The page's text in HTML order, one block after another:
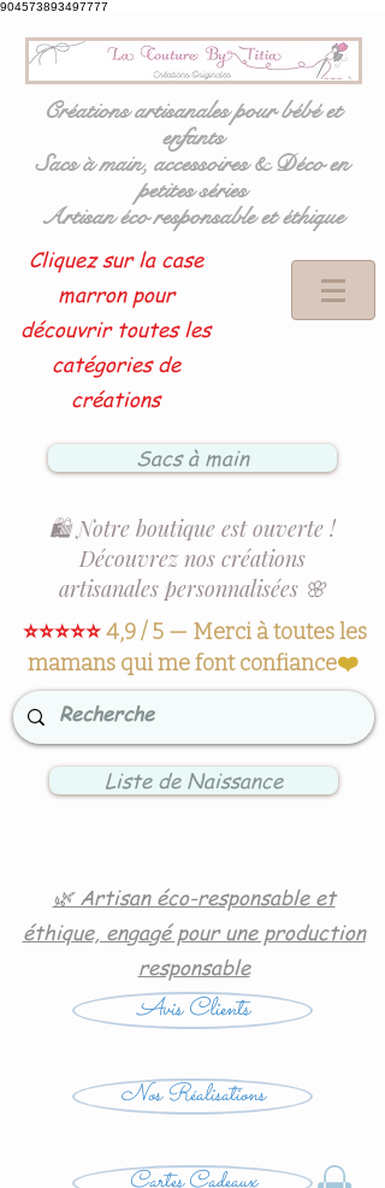
904573893497777
Créations artisanales pour bébé et
enfants
Sacs à main, accessoires & Déco en
petites séries
Artisan éco responsable et éthique
Cliquez sur la case
marron pour
découvrir toutes les
catégories de
créations
Sacs à main
🛍️ Notre boutique est ouverte !
Découvrez nos créations
artisanales personnalisées 🌸
⭐⭐⭐⭐⭐4,9 / 5 — Merci à toutes les
mamans qui me font confiance❤️
Liste de Naissance
🌿 Artisan éco-responsable et
éthique, engagé pour une production
responsable
Avis Clients
Nos Réalisations